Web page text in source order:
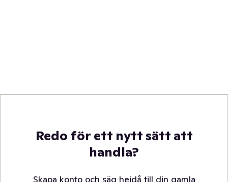
Redo för ett nytt sätt att
handla?
Skapa konto och säg hejdå till din gamla